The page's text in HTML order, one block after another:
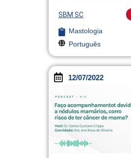
SBM SC
Mastologia
Português
12/07/2022